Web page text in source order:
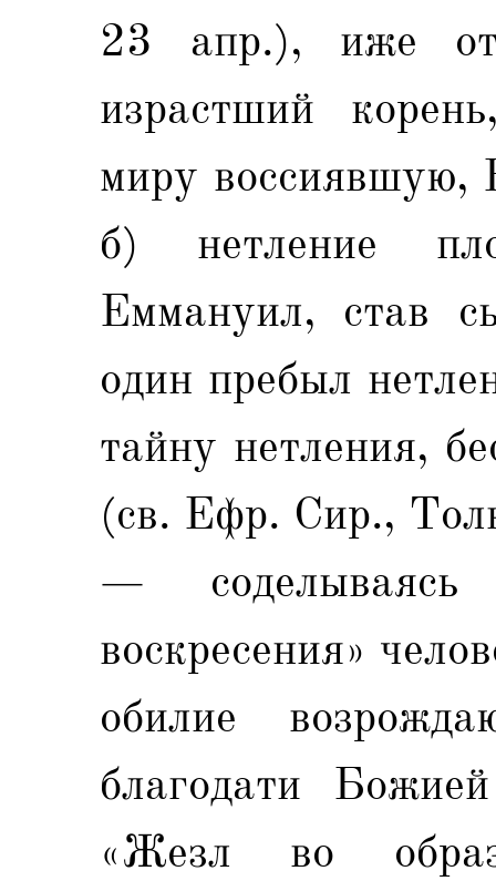
23 апр.), иже от
израстший
миру воссиявшую,
б) нетление
Еммануил, став
один пребыл
тайну нетления,
(св. Ефр. Сир.,
— соделываясь
воскресения»
обилие
благодати
«Жезл во